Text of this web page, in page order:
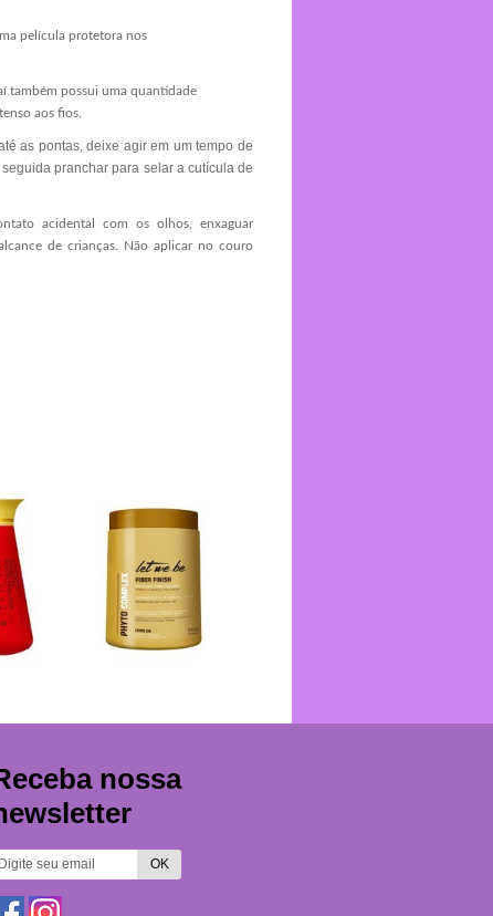
película protetora nos
também possui uma quantidade
aos fios.
as pontas, deixe agir em um tempo de
pranchar para selar a cutícula de
acidental com os olhos, enxaguar
de crianças. Não aplicar no couro
nossa